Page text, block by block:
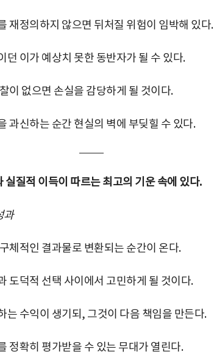
재정의하지 않으면 뒤처질 위험이 임박해 있다.
던 이가 예상치 못한 동반자가 될 수 있다.
이 없으면 손실을 감당하게 될 것이다.
과신하는 순간 현실의 벽에 부딪힐 수 있다.
실질적 이득이 따르는 최고의 기운 속에 있다.
과
체적인 결과물로 변환되는 순간이 온다.
도덕적 선택 사이에서 고민하게 될 것이다.
는 수익이 생기되, 그것이 다음 책임을 만든다.
정확히 평가받을 수 있는 무대가 열린다.